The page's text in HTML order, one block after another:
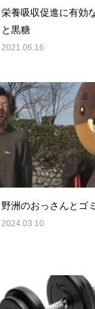
栄養吸収促進に有効
と黒糖
2021.06.16
野洲のおっさんとゴ
2024.03.10